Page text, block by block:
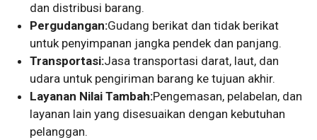
dan distribusi barang.
Pergudangan:Gudang berikat dan tidak berikat
untuk penyimpanan jangka pendek dan panjang.
Transportasi:Jasa transportasi darat, laut, dan
udara untuk pengiriman barang ke tujuan akhir.
Layanan Nilai Tambah:Pengemasan, pelabelan, dan
layanan lain yang disesuaikan dengan kebutuhan
pelanggan.